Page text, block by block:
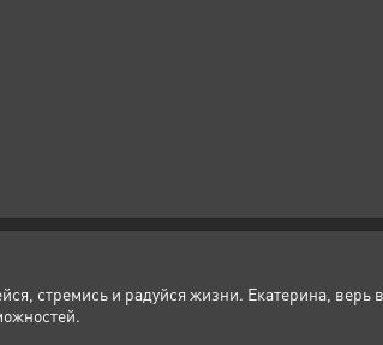
стремись и радуйся жизни. Екатерина, верь в